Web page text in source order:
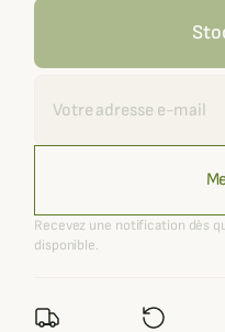
Recevez une notification dès
disponible.